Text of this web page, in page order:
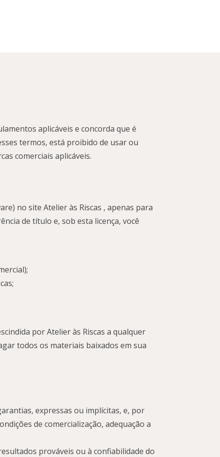
aplicáveis ​​e concorda que é
termos, está proibido de usar ou
comerciais aplicáveis.
no site Atelier às Riscas , apenas para
de título e, sob esta licença, você
por Atelier às Riscas a qualquer
todos os materiais baixados em sua
expressas ou implícitas, e, por
de comercialização, adequação a
prováveis ​​ou à confiabilidade do